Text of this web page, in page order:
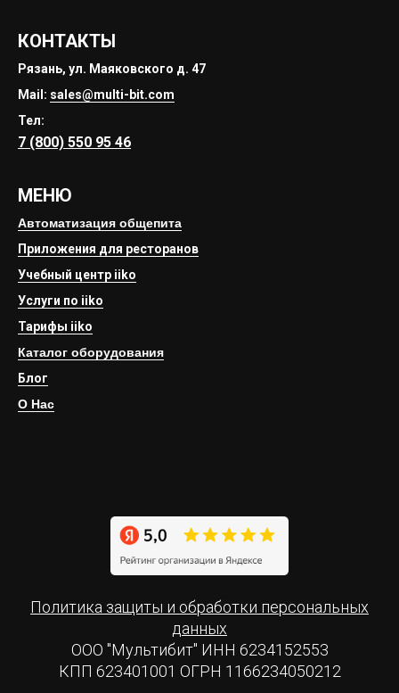
КОНТАКТЫ
Рязань, ул. Маяковского д. 47
Mail: sales@multi-bit.com
Тел:
7 (800) 550 95 46
МЕНЮ
Автоматизация общепита
Приложения для ресторанов
Учебный центр iiko
Услуги по iiko
Тарифы iiko
Каталог оборудования
Блог
О Нас
Политика защиты и обработки персональных
данных
ООО "Мультибит" ИНН 6234152553
КПП 623401001 ОГРН 1166234050212